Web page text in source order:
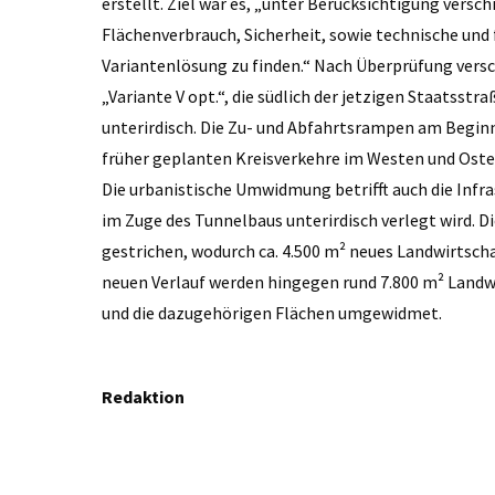
Flächenverbrauch, Sicherheit, sowie technische
Variantenlösung zu finden.“ Nach Überprüfung
„Variante V opt.“, die südlich der jetzigen
unterirdisch. Die Zu- und Abfahrtsrampen am
früher geplanten Kreisverkehre im Westen und
Die urbanistische Umwidmung betrifft auch die
im Zuge des Tunnelbaus unterirdisch verlegt wird.
gestrichen, wodurch ca. 4.500 m² neues
neuen Verlauf werden hingegen rund 7.800 m²
und die dazugehörigen Flächen umgewidmet.
Redaktion